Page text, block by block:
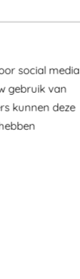
social media
gebruik van
kunnen deze